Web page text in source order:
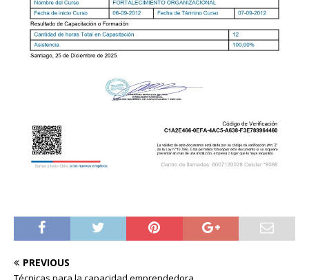
PREVIOUS